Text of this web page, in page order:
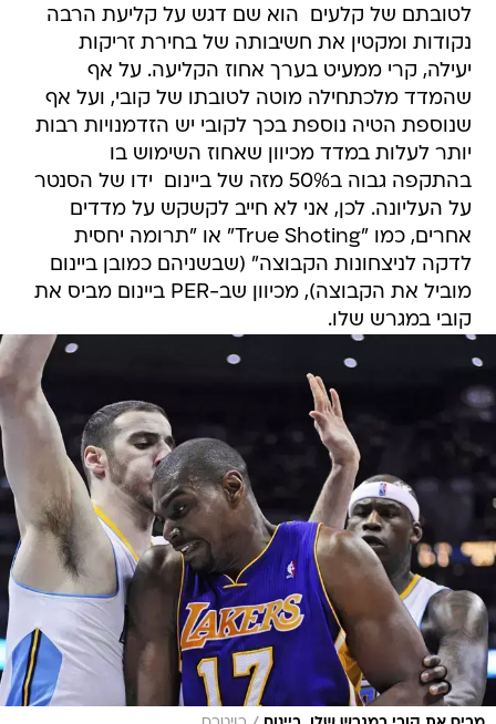
לטובתם של קלעים  הוא שם דגש על קליעת הרבה
נקודות ומקטין את חשיבותה של בחירת זריקות
יעילה, קרי ממעיט בערך אחוז הקליעה. על אף
שהמדד מלכתחילה מוטה לטובתו של קובי, ועל אף
שנוספת הטיה נוספת בכך לקובי יש הזדמנויות רבות
יותר לעלות במדד מכיוון שאחוז השימוש בו
בהתקפה גבוה ב50% מזה של ביינום  ידו של הסנטר
על העליונה. לכן, אני לא חייב לקשקש על מדדים
אחרים, כמו "True Shoting" או "תרומה יחסית
לדקה לניצחונות הקבוצה" (שבשניהם כמובן ביינום
מוביל את הקבוצה), מכיוון שב-PER ביינום מביס את
קובי במגרש שלו.